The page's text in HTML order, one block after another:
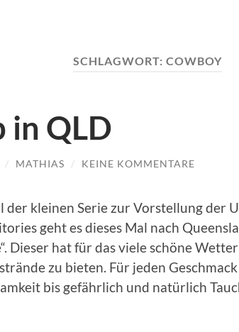
SCHLAGWORT: COWBOY
in QLD
/ MATHIAS / KEINE KOMMENTARE
der kleinen Serie zur Vorstellung der
geht es dieses Mal nach
Dieser hat für das viele schöne
zu bieten. Für jeden
bis gefährlich und natürlich